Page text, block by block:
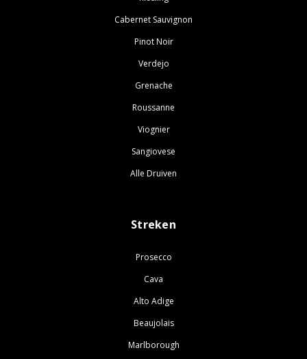
Cabernet Sauvignon
Pinot Noir
Verdejo
Grenache
Roussanne
Viognier
Sangiovese
Alle Druiven
Streken
Prosecco
Cava
Alto Adige
Beaujolais
Marlborough